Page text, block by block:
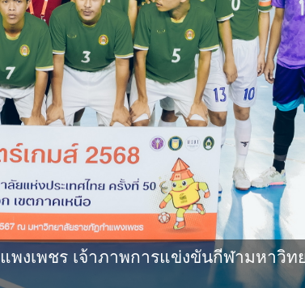
เพชร เจ้าภาพการแข่งขันกีฬามหาวิท